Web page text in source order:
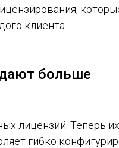
клиента.
больше
лицензий. Теперь
гибко